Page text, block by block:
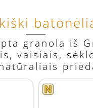
variants.
The
options
may
be
chosen
granola iš
vaisiais,